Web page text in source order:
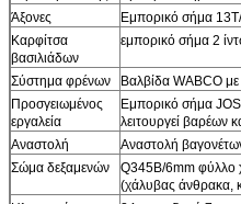
Άξονες
Εμπορικό σήμα
Καρφίτσα
βασιλιάδων
εμπορικό σήμα 2
Σύστημα φρένων
Βαλβίδα WABCO
Προσγειωμένος
εργαλεία
Εμπορικό σήμα
λειτουργεί βαρέων
Αναστολή
Αναστολή
Σώμα δεξαμενών
Q345B/6mm φύλλο
(χάλυβας άνθρακα,